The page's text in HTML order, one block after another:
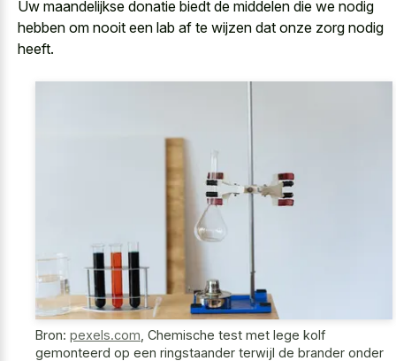
Uw maandelijkse donatie biedt de middelen die we nodig
hebben om nooit een lab af te wijzen dat onze zorg nodig
heeft.
Bron: pexels.com Chemische test met lege kolf
gemonteerd op een ringstaander terwijl de brander onder